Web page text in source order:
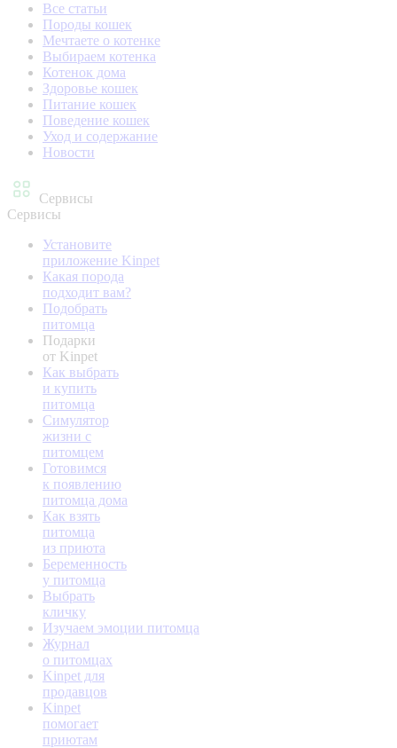
Все статьи
Породы кошек
Мечтаете о котенке
Выбираем котенка
Котенок дома
Здоровье кошек
Питание кошек
Поведение кошек
Уход и содержание
Новости
Сервисы
Сервисы
Установите
приложение Kinpet
Какая порода
подходит вам?
Подобрать
питомца
Подарки
от Kinpet
Как выбрать
и купить
питомца
Симулятор
жизни с
питомцем
Готовимся
к появлению
питомца дома
Как взять
питомца
из приюта
Беременность
у питомца
Выбрать
кличку
Изучаем эмоции питомца
Журнал
о питомцах
Kinpet для
продавцов
Kinpet
помогает
приютам